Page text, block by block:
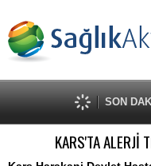
SON
KARS'TA ALERJİ